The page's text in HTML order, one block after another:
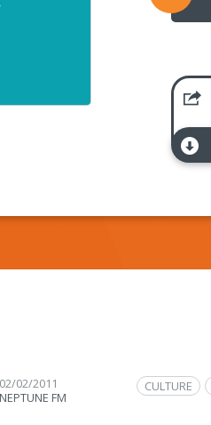
02/02/2011
NEPTUNE FM
CULTURE